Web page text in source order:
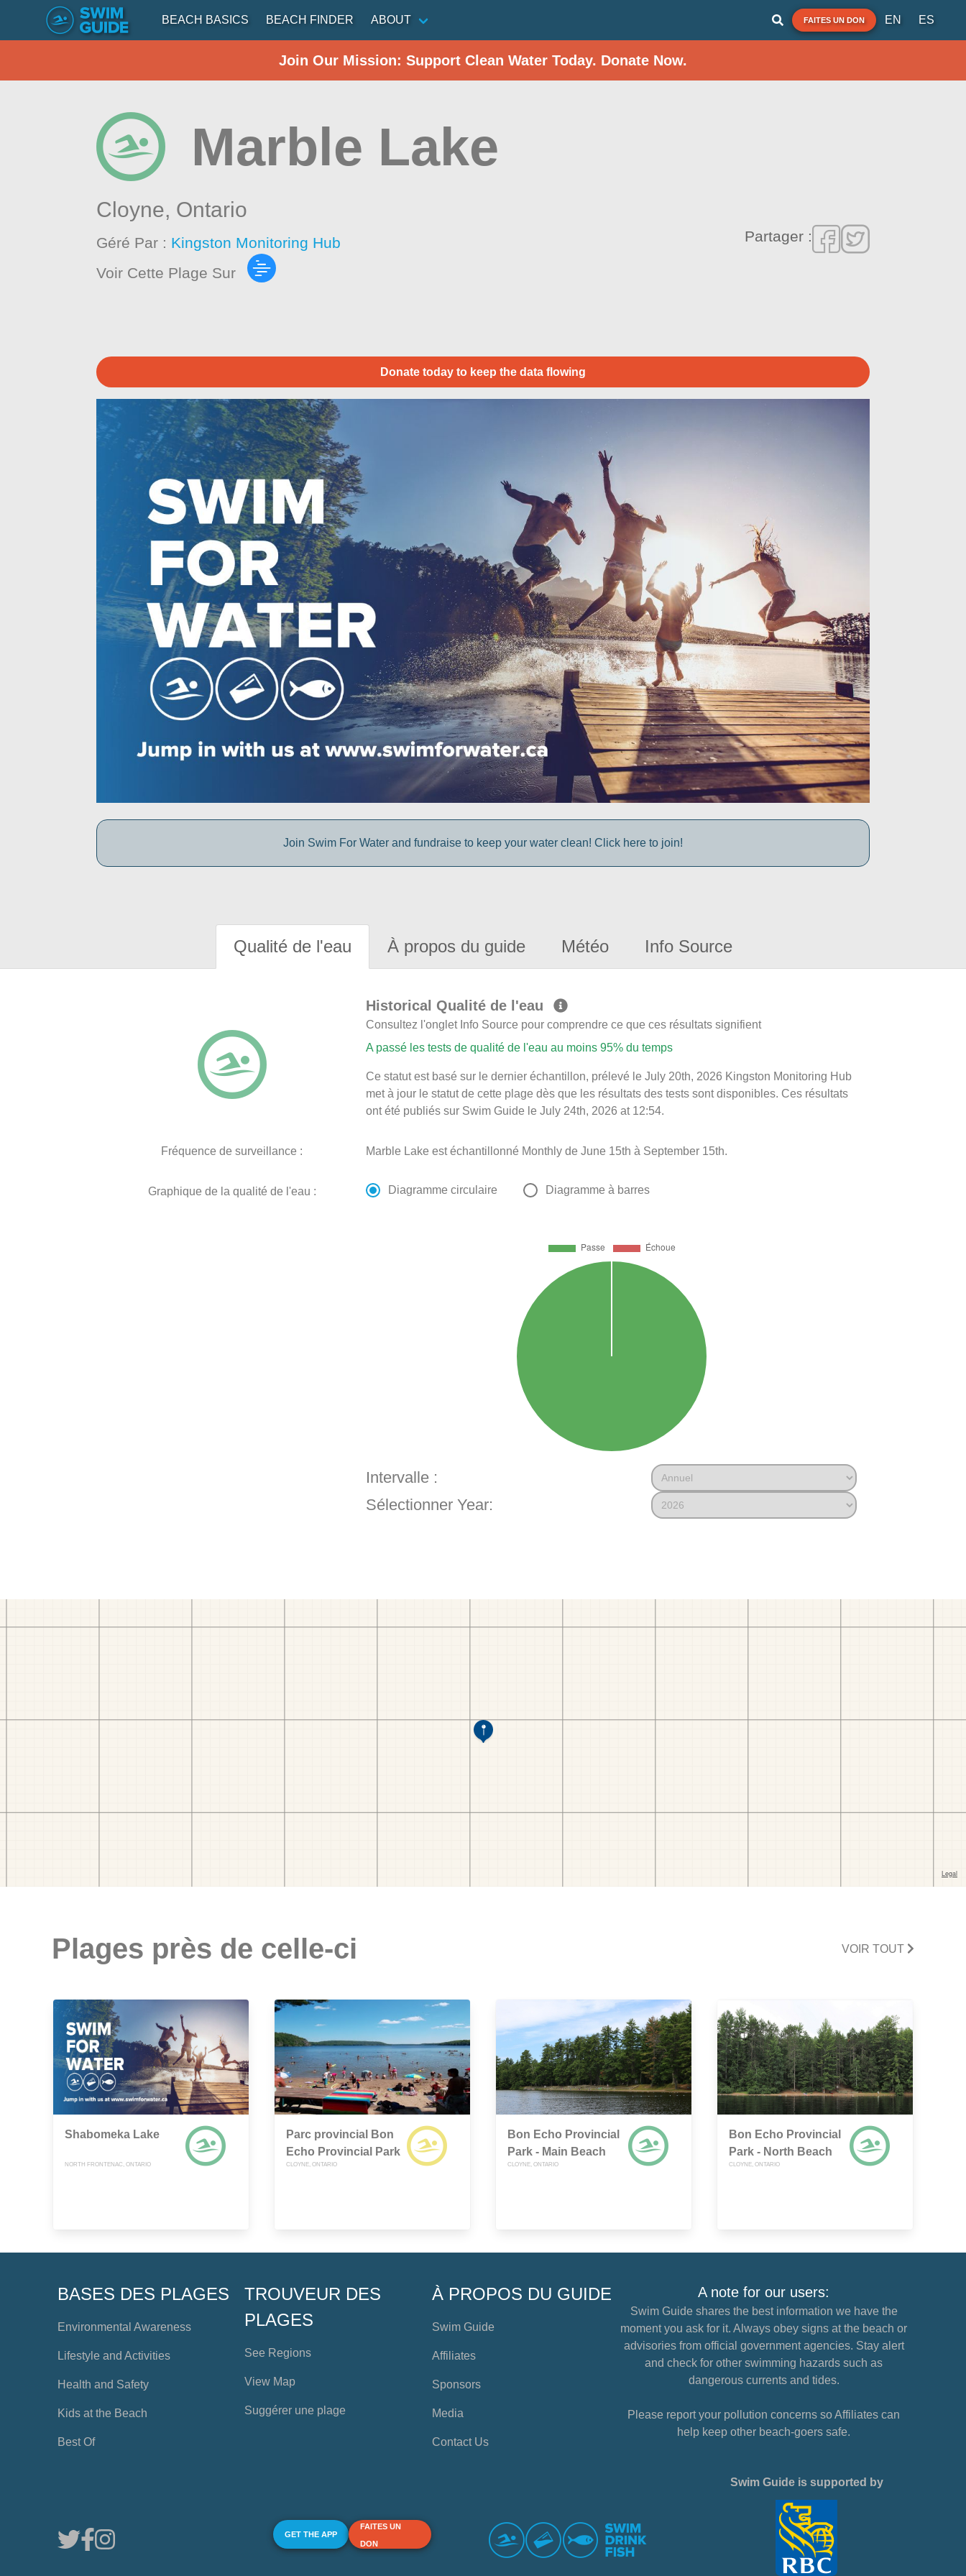
BEACH BASICS BEACH FINDER ABOUT FAITES UN DON EN ES
Join Our Mission: Support Clean Water Today. Donate Now.
Marble Lake
Cloyne, Ontario
Géré Par : Kingston Monitoring Hub
Voir Cette Plage Sur
Partager :
Donate today to keep the data flowing
Join Swim For Water and fundraise to keep your water clean! Click here to join!
Qualité de l'eau À propos du guide Météo Info Source
Historical Qualité de l'eau
Consultez l'onglet Info Source pour comprendre ce que ces résultats signifient
A passé les tests de qualité de l'eau au moins 95% du temps
Ce statut est basé sur le dernier échantillon, prélevé le July 20th, 2026 Kingston Monitoring Hub
met à jour le statut de cette plage dès que les résultats des tests sont disponibles. Ces résultats
ont été publiés sur Swim Guide le July 24th, 2026 at 12:54.
Fréquence de surveillance : Marble Lake est échantillonné Monthly de June 15th à September 15th.
Graphique de la qualité de l'eau : Diagramme circulaire Diagramme à barres
Intervalle :
Sélectionner Year:
Plages près de celle-ci VOIR TOUT
Shabomeka Lake
NORTH FRONTENAC, ONTARIO
Parc provincial Bon
Echo Provincial Park
CLOYNE, ONTARIO
Bon Echo Provincial
Park - Main Beach
CLOYNE, ONTARIO
Bon Echo Provincial
Park - North Beach
CLOYNE, ONTARIO
BASES DES PLAGES
Environmental Awareness
Lifestyle and Activities
Health and Safety
Kids at the Beach
Best Of
TROUVEUR DES
PLAGES
See Regions
View Map
Suggérer une plage
À PROPOS DU GUIDE
Swim Guide
Affiliates
Sponsors
Media
Contact Us
A note for our users:
Swim Guide shares the best information we have the
moment you ask for it. Always obey signs at the beach or
advisories from official government agencies. Stay alert
and check for other swimming hazards such as
dangerous currents and tides.
Please report your pollution concerns so Affiliates can
help keep other beach-goers safe.
GET THE APP
FAITES UN
DON
Swim Guide is supported by